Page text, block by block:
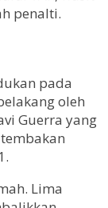
penalti.
pada
oleh
Guerra yang
Lima